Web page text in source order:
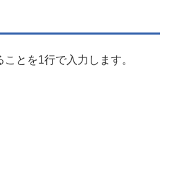
とを1行で入力します。